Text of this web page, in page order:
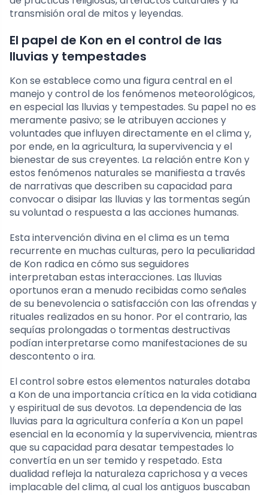
transmisión oral de mitos y leyendas.
El papel de Kon en el control de las
lluvias y tempestades
Kon se establece como una figura central en el
manejo y control de los fenómenos meteorológicos,
en especial las lluvias y tempestades. Su papel no es
meramente pasivo; se le atribuyen acciones y
voluntades que influyen directamente en el clima y,
por ende, en la agricultura, la supervivencia y el
bienestar de sus creyentes. La relación entre Kon y
estos fenómenos naturales se manifiesta a través
de narrativas que describen su capacidad para
convocar o disipar las lluvias y las tormentas según
su voluntad o respuesta a las acciones humanas.
Esta intervención divina en el clima es un tema
recurrente en muchas culturas, pero la peculiaridad
de Kon radica en cómo sus seguidores
interpretaban estas interacciones. Las lluvias
oportunos eran a menudo recibidas como señales
de su benevolencia o satisfacción con las ofrendas y
rituales realizados en su honor. Por el contrario, las
sequías prolongadas o tormentas destructivas
podían interpretarse como manifestaciones de su
descontento o ira.
El control sobre estos elementos naturales dotaba
a Kon de una importancia crítica en la vida cotidiana
y espiritual de sus devotos. La dependencia de las
lluvias para la agricultura confería a Kon un papel
esencial en la economía y la supervivencia, mientras
que su capacidad para desatar tempestades lo
convertía en un ser temido y respetado. Esta
dualidad refleja la naturaleza caprichosa y a veces
implacable del clima, al cual los antiguos buscaban